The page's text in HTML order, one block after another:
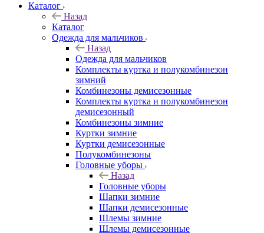
Каталог
Назад
Каталог
Одежда для мальчиков
Назад
Одежда для мальчиков
Комплекты куртка и полукомбинезон
зимний
Комбинезоны демисезонные
Комплекты куртка и полукомбинезон
демисезонный
Комбинезоны зимние
Куртки зимние
Куртки демисезонные
Полукомбинезоны
Головные уборы
Назад
Головные уборы
Шапки зимние
Шапки демисезонные
Шлемы зимние
Шлемы демисезонные